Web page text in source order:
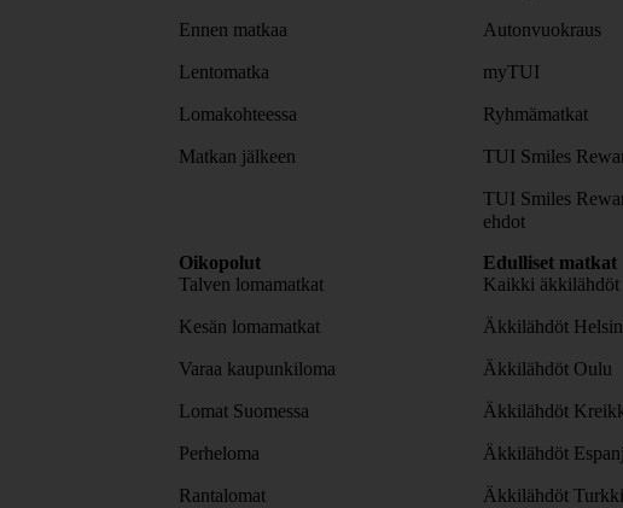
Ennen matkaa
Lentomatka
Lomakohteessa
Matkan jälkeen
Autonvuokraus
myTUI
Ryhmämatkat
TUI Smiles
TUI Smiles
ehdot
Oikopolut
Talven lomamatkat
Kesän lomamatkat
Varaa kaupunkiloma
Lomat Suomessa
Perheloma
Rantalomat
Edulliset matkat
Kaikki äkkilähdöt
Äkkilähdöt
Äkkilähdöt Oulu
Äkkilähdöt
Äkkilähdöt
Äkkilähdöt Turkki